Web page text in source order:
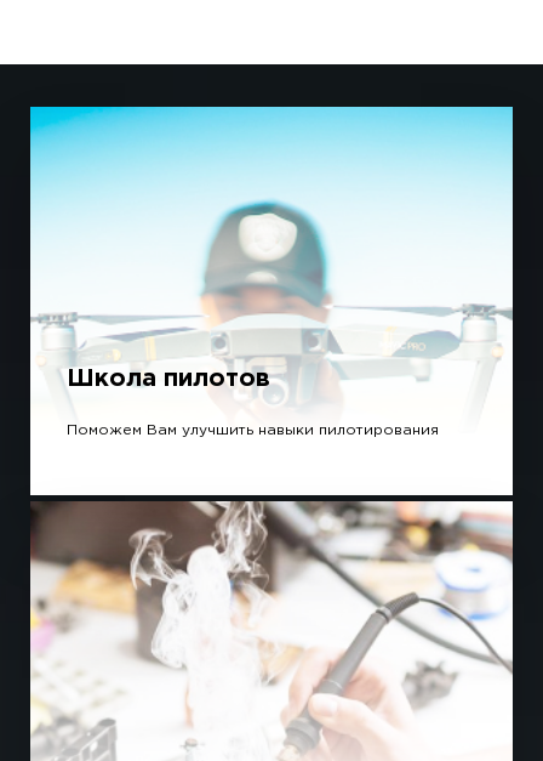
Школа пилотов
Поможем Вам улучшить навыки пилотирования